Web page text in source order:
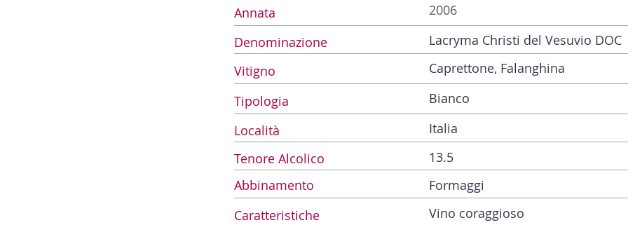
Annata
2006
Denominazione
Lacryma Christi del Vesuvio DOC
Vitigno
Caprettone, Falanghina
Tipologia
Bianco
Località
Italia
Tenore Alcolico
13.5
Abbinamento
Formaggi
Caratteristiche
Vino coraggioso